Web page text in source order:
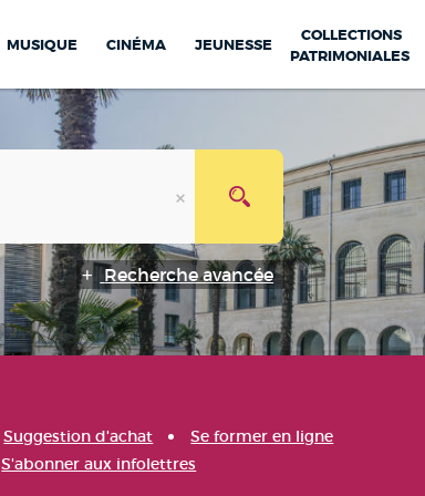
MUSIQUE CINÉMA JEUNESSE
COLLECTIONS
PATRIMONIALES
Recherche avancée
Suggestion d'achat
Se former en ligne
S'abonner aux infolettres